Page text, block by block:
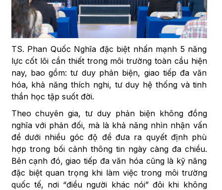
TS. Phan Quốc Nghĩa đặc biệt nhấn mạnh 5 năng
lực cốt lõi cần thiết trong môi trường toàn cầu hiện
nay, bao gồm: tư duy phản biện, giao tiếp đa văn
hóa, khả năng thích nghi, tư duy hệ thống và tinh
thần học tập suốt đời.
Theo chuyên gia, tư duy phản biện không đồng
nghĩa với phản đối, mà là khả năng nhìn nhận vấn
đề dưới nhiều góc độ để đưa ra quyết định phù
hợp trong bối cảnh thông tin ngày càng đa chiều.
Bên cạnh đó, giao tiếp đa văn hóa cũng là kỹ năng
đặc biệt quan trọng khi làm việc trong môi trường
quốc tế, nơi “điều người khác nói” đôi khi không